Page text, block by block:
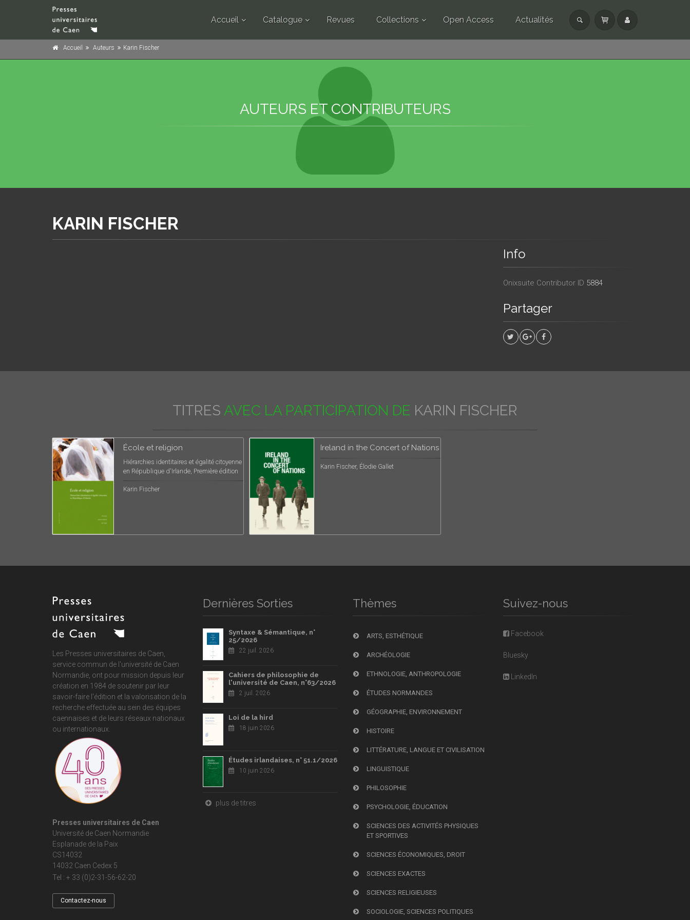
Accueil Catalogue Revues Collections Open Access Actualités
Accueil Auteurs Karin Fischer
AUTEURS ET CONTRIBUTEURS
KARIN FISCHER
Info
Onixsuite Contributor ID 5884
Partager
TITRES AVEC LA PARTICIPATION DE KARIN FISCHER
École et religion
Hiérarchies identitaires et égalité citoyenne
en République d'Irlande, Première édition
Karin Fischer
Ireland in the Concert of Nations
Karin Fischer, Élodie Gallet
Les Presses universitaires de Caen,
service commun de l'université de Caen
Normandie, ont pour mission depuis leur
création en 1984 de soutenir par leur
savoir-faire l'édition et la valorisation de la
recherche effectuée au sein des équipes
caennaises et de leurs réseaux nationaux
ou internationaux.
Presses universitaires de Caen
Université de Caen Normandie
Esplanade de la Paix
CS14032
14032 Caen Cedex 5
Tel : + 33 (0)2-31-56-62-20
Contactez-nous
Dernières Sorties
Syntaxe & Sémantique, n°
25/2026
22 juil. 2026
Cahiers de philosophie de
l'université de Caen, n°63/2026
2 juil. 2026
Loi de la hird
18 juin 2026
Études irlandaises, n° 51.1/2026
10 juin 2026
plus de titres
Thèmes
ARTS, ESTHÉTIQUE
ARCHÉOLOGIE
ETHNOLOGIE, ANTHROPOLOGIE
ÉTUDES NORMANDES
GÉOGRAPHIE, ENVIRONNEMENT
HISTOIRE
LITTÉRATURE, LANGUE ET CIVILISATION
LINGUISTIQUE
PHILOSOPHIE
PSYCHOLOGIE, ÉDUCATION
SCIENCES DES ACTIVITÉS PHYSIQUES
ET SPORTIVES
SCIENCES ÉCONOMIQUES, DROIT
SCIENCES EXACTES
SCIENCES RELIGIEUSES
SOCIOLOGIE, SCIENCES POLITIQUES
Suivez-nous
Facebook
Bluesky
LinkedIn